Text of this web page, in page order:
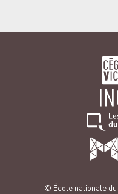
© École nationale